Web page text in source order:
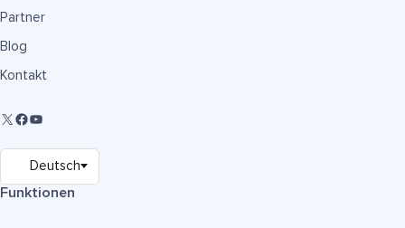
Partner
Blog
Kontakt
Funktionen